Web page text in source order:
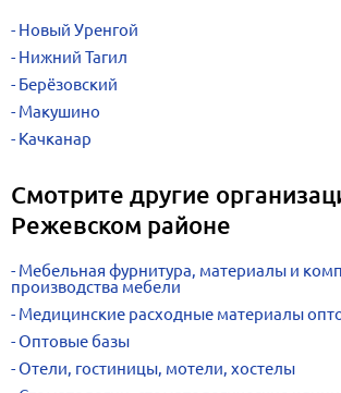
Новый Уренгой
Нижний Тагил
Берёзовский
Макушино
Качканар
Смотрите другие
Режевском районе
Мебельная фурнитура, материалы и
производства мебели
Медицинские расходные материалы
Оптовые базы
Отели, гостиницы, мотели, хостелы